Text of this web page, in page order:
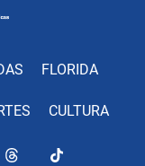
FLORIDA
CULTURA